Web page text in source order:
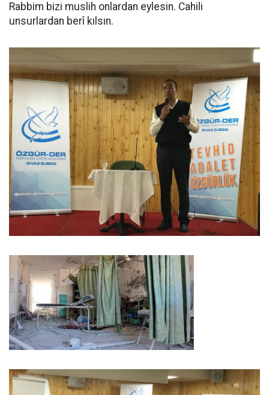
Rabbim bizi muslih onlardan eylesin. Cahili
unsurlardan berî kılsın.